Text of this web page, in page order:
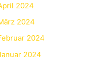
2024
2024
2024
2024